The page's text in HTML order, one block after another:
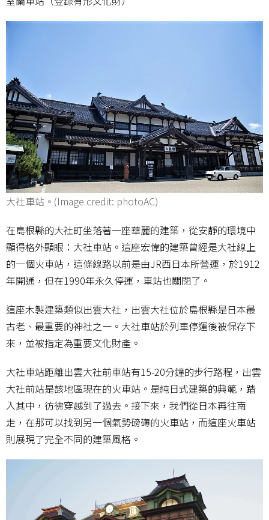
大社車站。(Image credit: photoAC)
在島根縣的大社町坐落著一座華麗的建築，從安靜的環境中
顯得格外顯眼：大社車站。這座宏偉的建築曾經是大社線上
的一個火車站，這條線路以前是由JR西日本所營運，於1912
年開通，但在1990年永久停運，車站也關閉了。
這座木製建築類似出雲大社，出雲大社位於島根縣是日本最
古老、最重要的神社之一。大社車站於列車停運後被保存下
來，並被指定為重要文化財產。
大社車站距離出雲大社前車站有15-20分鐘的步行路程，出雲
大社前站是該地區現在的火車站。是純日式建築的典範，踏
入其中，彷彿穿越到了過去。接下來，我們從日本再往南
走，在那可以找到另一個氣勢磅礡的火車站，而這座火車站
則展現了完全不同的建築風格。